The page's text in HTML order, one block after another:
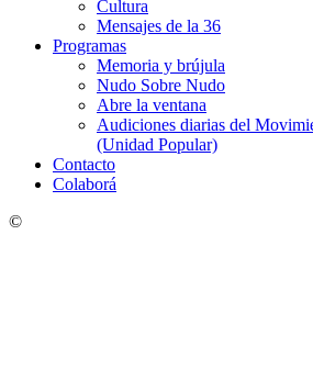
Cultura
Mensajes de la 36
Programas
Memoria y brújula
Nudo Sobre Nudo
Abre la ventana
Audiciones diarias del
(Unidad Popular)
Contacto
Colaborá
©